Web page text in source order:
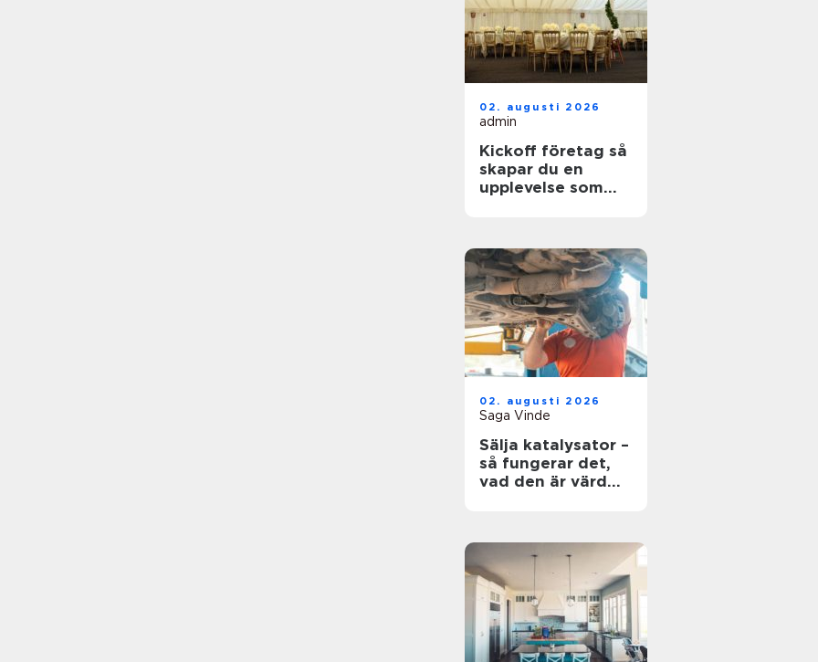
02. augusti 2026
admin
Kickoff företag så
skapar du en
upplevelse som
02. augusti 2026
Saga Vinde
Sälja katalysator –
så fungerar det,
vad den är värd